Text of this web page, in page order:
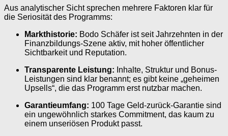
Aus analytischer Sicht sprechen mehrere Faktoren klar für
die Seriosität des Programms:
Markthistorie: Bodo Schäfer ist seit Jahrzehnten in der
Finanzbildungs-Szene aktiv, mit hoher öffentlicher
Sichtbarkeit und Reputation.
Transparente Leistung: Inhalte, Struktur und Bonus-
Leistungen sind klar benannt; es gibt keine „geheimen
Upsells“, die das Programm erst nutzbar machen.
Garantieumfang: 100 Tage Geld-zurück-Garantie sind
ein ungewöhnlich starkes Commitment, das kaum zu
einem unseriösen Produkt passt.